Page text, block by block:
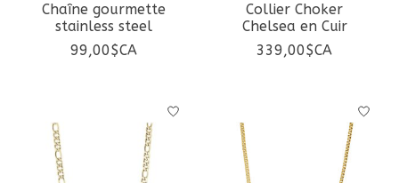
Chaîne gourmette
stainless steel
99,00$CA
Collier Choker
Chelsea en Cuir
339,00$CA